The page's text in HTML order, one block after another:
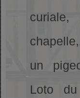
curiale,
un
Loto